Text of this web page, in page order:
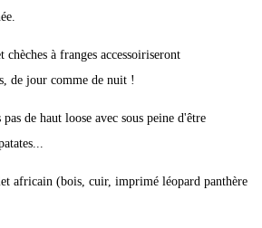
à franges accessoiriseront
de jour comme de nuit !
de haut loose avec sous peine d'être
africain (bois, cuir, imprimé léopard panthère